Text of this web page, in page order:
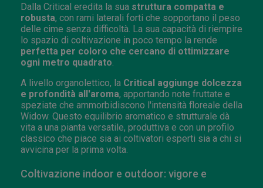
Dalla Critical eredita la sua struttura compatta e
robusta, con rami laterali forti che sopportano il peso
delle cime senza difficoltà. La sua capacità di riempire
lo spazio di coltivazione in poco tempo la rende
perfetta per coloro che cercano di ottimizzare
ogni metro quadrato
A livello organolettico, la Critical aggiunge dolcezza
e profondità all'aroma, apportando note fruttate e
speziate che ammorbidiscono l'intensità floreale della
Widow. Questo equilibrio aromatico e strutturale dà
vita a una pianta versatile, produttiva e con un profilo
classico che piace sia ai coltivatori esperti sia a chi si
avvicina per la prima volta.
Coltivazione indoor e outdoor: vigore e